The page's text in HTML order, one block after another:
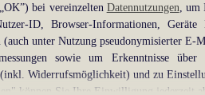
bei vereinzelten Datennutzungen ,
ID, Browser-Informationen, Geräte
unter Nutzung pseudonymisierter E-
sowie um Erkenntnisse über
Widerrufsmöglichkeit) und zu
können Sie Ihre Einwilligung jederzeit